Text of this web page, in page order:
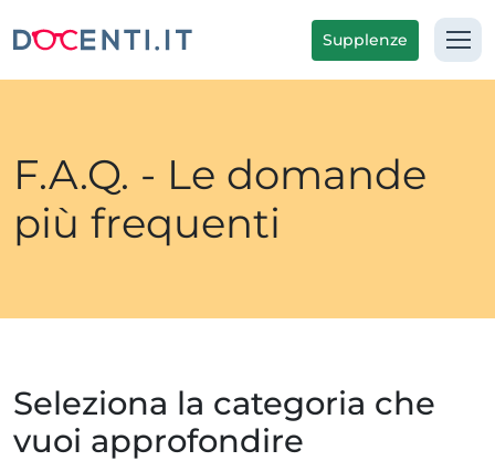
Supplenze
F.A.Q. - Le domande
più frequenti
Seleziona la categoria che
vuoi approfondire